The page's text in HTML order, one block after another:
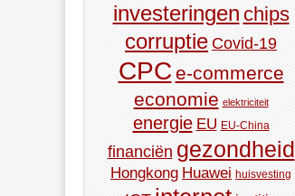
investeringen chips
corruptie Covid-19
CPC e-commerce
economie elektriciteit
energie EU EU-China
financiën gezondheid
Hongkong Huawei huisvesting